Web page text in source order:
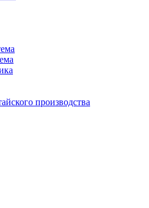
производства